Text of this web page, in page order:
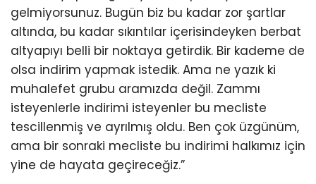
gelmiyorsunuz. Bugün biz bu kadar zor şartlar
altında, bu kadar sıkıntılar içerisindeyken berbat
altyapıyı belli bir noktaya getirdik. Bir kademe de
olsa indirim yapmak istedik. Ama ne yazık ki
muhalefet grubu aramızda değil. Zammı
isteyenlerle indirimi isteyenler bu mecliste
tescillenmiş ve ayrılmış oldu. Ben çok üzgünüm,
ama bir sonraki mecliste bu indirimi halkımız için
yine de hayata geçireceğiz.”